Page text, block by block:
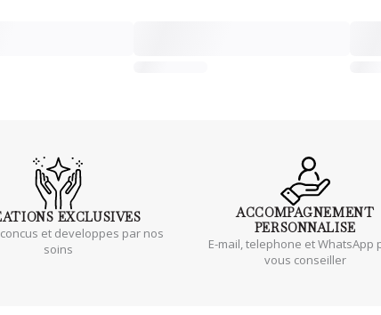
EXCLUSIVES
et developpes par nos
soins
ACCOMPAGNEMENT
PERSONNALISE
E-mail, telephone et WhatsApp
vous conseiller